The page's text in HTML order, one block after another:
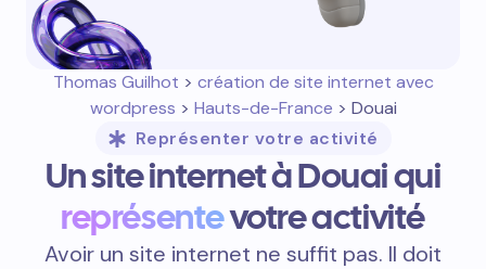
Thomas Guilhot > création de site internet avec
wordpress > Hauts-de-France > Douai
Représenter votre activité
Un site internet à Douai qui
représentevotre activité
Avoir un site internet ne suffit pas. Il doit